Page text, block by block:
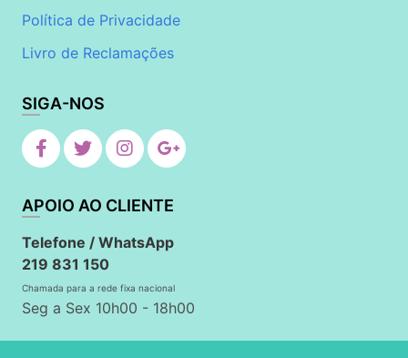
Política de Privacidade
Livro de Reclamações
SIGA-NOS
APOIO AO CLIENTE
Telefone / WhatsApp
219 831 150
Chamada para a rede fixa nacional
Seg a Sex 10h00 - 18h00